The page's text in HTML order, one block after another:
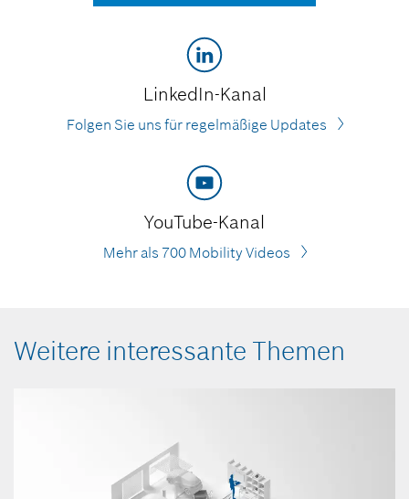
LinkedIn-Kanal
Folgen Sie uns für regelmäßige Updates
YouTube-Kanal
Mehr als 700 Mobility Videos
Weitere interessante Themen